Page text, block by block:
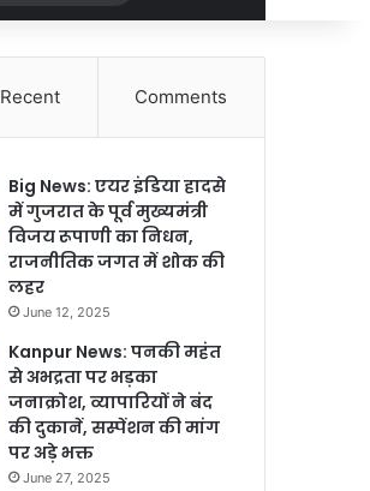
for
Recent Comments
Big News: एयर इंडिया हादसे
में गुजरात के पूर्व मुख्यमंत्री
विजय रूपाणी का निधन,
राजनीतिक जगत में शोक की
लहर
June 12, 2025
Kanpur News: पनकी महंत
से अभद्रता पर भड़का
जनाक्रोश, व्यापारियों ने बंद
की दुकानें, सस्पेंशन की मांग
पर अड़े भक्त
June 27, 2025